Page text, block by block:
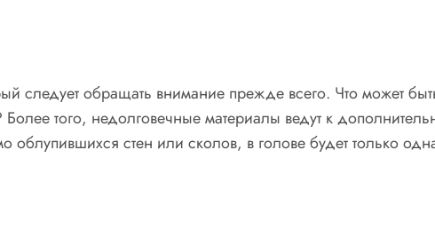
следует обращать внимание прежде всего. Что может
того, недолговечные материалы ведут к
стен или сколов, в голове будет только